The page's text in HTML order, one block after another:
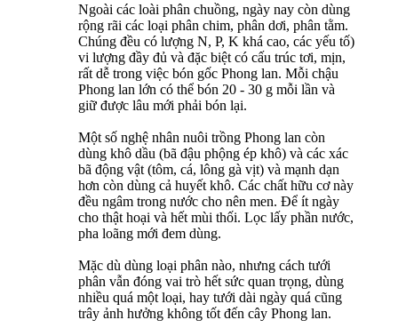
Ngoài các loài phân chuồng, ngày nay còn dùng
rộng rãi các loại phân chim, phân dơi, phân tằm.
Chúng đều có lượng N, P, K khá cao, các yếu tố)
vi lượng đầy đủ và đặc biệt có cấu trúc tơi, mịn,
rất dễ trong việc bón gốc Phong lan. Mỗi chậu
Phong lan lớn có thể bón 20 - 30 g mỗi lần và
giữ được lâu mới phải bón lại.
Một số nghệ nhân nuôi trồng Phong lan còn
dùng khô dầu (bã đậu phộng ép khô) và các xác
bã động vật (tôm, cá, lông gà vịt) và mạnh dạn
hơn còn dùng cả huyết khô. Các chất hữu cơ này
đều ngâm trong nước cho nên men. Để ít ngày
cho thật hoại và hết mùi thối. Lọc lấy phần nước,
pha loãng mới đem dùng.
Mặc dù dùng loại phân nào, nhưng cách tưới
phân vẫn đóng vai trò hết sức quan trọng, dùng
nhiều quá một loại, hay tưới dài ngày quá cũng
trây ảnh hưởng không tốt đến cây Phong lan.